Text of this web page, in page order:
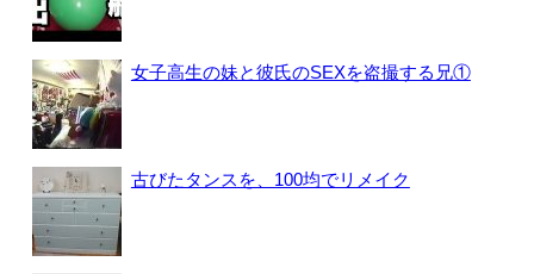
女子高生の妹と彼氏のSEXを盗撮する兄①
古びたタンスを、100均でリメイク